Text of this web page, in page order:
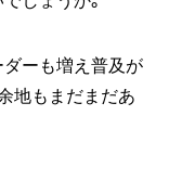
ーも増え普及が
地もまだまだあ